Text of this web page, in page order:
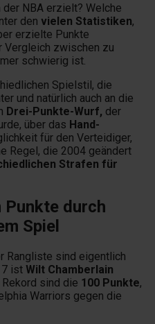
NBA erzielt? Welche
den vielen Statistiken,
erzielte Punkte
Vergleich zwischen zu
schwierig ist.
Spielstil, die
und natürlich auch an die
Drei-Punkte-Wurf, der
über das Hand-
für den Verteidiger,
Regel, die 2004 geändert
Strafen für
Punkte durch
Spiel
Rangliste sind eigentlich
7 ist Wilt Chamberlain
sind die 100 Punkte,
Warriors gegen die